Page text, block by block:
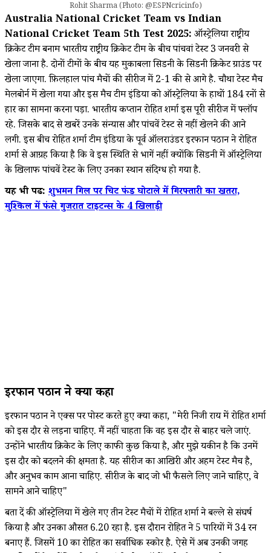
Rohit Sharma (Photo: @ESPNcricinfo)
Australia National Cricket Team vs Indian
National Cricket Team 5th Test 2025: ऑस्ट्रेलिया राष्ट्रीय
क्रिकेट टीम बनाम भारतीय राष्ट्रीय क्रिकेट टीम के बीच पांचवां टेस्ट 3 जनवरी से
खेला जाना है. दोनों टीमों के बीच यह मुकाबला सिडनी के सिडनी क्रिकेट ग्राउंड पर
खेला जाएगा. फ़िलहाल पांच मैचों की सीरीज में 2-1 की से आगे है. चौथा टेस्ट मैच
मेलबोर्न में खेला गया और इस मैच टीम इंडिया को ऑस्ट्रेलिया के हाथों 184 रनों से
हार का सामना करना पड़ा. भारतीय कप्तान रोहित शर्मा इस पूरी सीरीज में फ्लॉप
रहे. जिसके बाद से खबरें उनके संन्यास और पांचवें टेस्ट से नहीं खेलने की आने
लगी. इस बीच रोहित शर्मा टीम इंडिया के पूर्व ऑलराउंडर इरफान पठान ने रोहित
शर्मा से आग्रह किया है कि वे इस स्थिति से भागें नहीं क्योंकि सिडनी में ऑस्ट्रेलिया
के खिलाफ पांचवें टेस्ट के लिए उनका स्थान संदिग्ध हो गया है.
यह भी पढें: शुभमन गिल पर चिट फंड घोटाले में गिरफ्तारी का खतरा,
मुश्किल में फंसे गुजरात टाइटन्स के 4 खिलाड़ी
इरफान पठान ने क्या कहा
इरफान पठान ने एक्स पर पोस्ट करते हुए क्या कहा, "मेरी निजी राय में रोहित शर्मा
को इस दौर से लड़ना चाहिए. मैं नहीं चाहता कि वह इस दौर से बाहर चले जाएं.
उन्होंने भारतीय क्रिकेट के लिए काफी कुछ किया है, और मुझे यकीन है कि उनमें
इस दौर को बदलने की क्षमता है. यह सीरीज का आखिरी और अहम टेस्ट मैच है,
और अनुभव काम आना चाहिए. सीरीज के बाद जो भी फैसले लिए जाने चाहिए, वे
सामने आने चाहिए"
बता दें की ऑस्ट्रेलिया में खेले गए तीन टेस्ट मैचों में रोहित शर्मा ने बल्ले से संघर्ष
किया है और उनका औसत 6.20 रहा है. इस दौरान रोहित ने 5 पारियों में 34 रन
बनाए हैं. जिसमें 10 का रोहित का सर्वाधिक स्कोर है. ऐसे में अब उनकी जगह